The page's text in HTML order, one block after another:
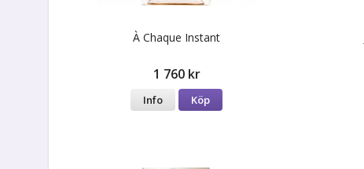
À Сhaque Instant
1 760 kr
Info Köp